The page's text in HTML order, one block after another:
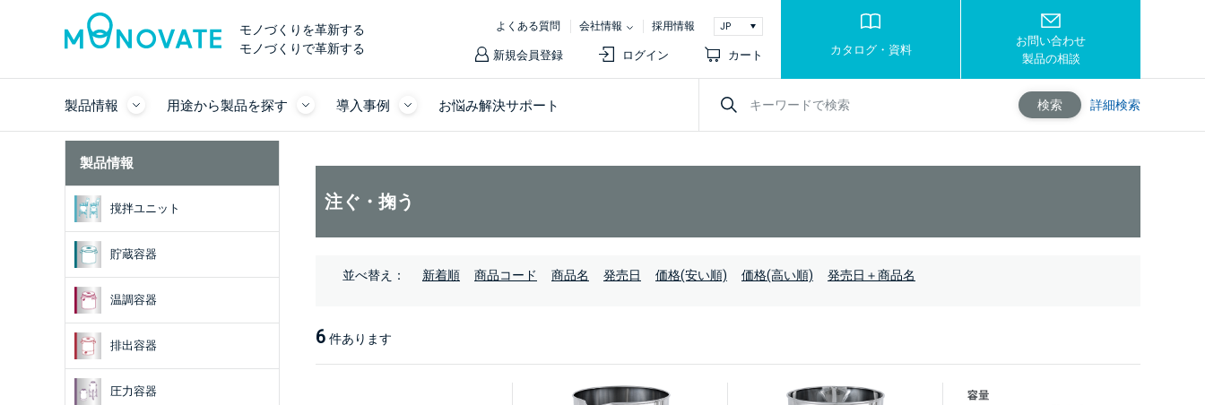
モノづくりを革新する
モノづくりで革新する
よくある質問 会社情報 採用情報
新規会員登録 ログイン カート カタログ・資料
お問い合わせ
製品の相談
製品情報 用途から製品を探す 導入事例 お悩み解決サポート 検索 詳細検索
製品情報
撹拌ユニット
貯蔵容器
温調容器
排出容器
圧力容器
注ぐ・掬う
並べ替え： 新着順 商品コード 商品名 発売日 価格(安い順) 価格(高い順) 発売日＋商品名
6 件あります